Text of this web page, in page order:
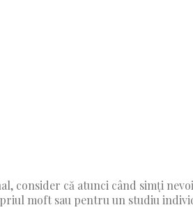
consider că atunci când simți
moft sau pentru un studiu